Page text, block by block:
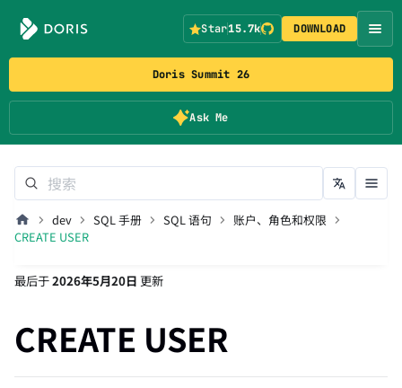
Doris Summit 26
Ask Me
Star15.7k DOWNLOAD
dev SQL 手册 SQL 语句
账户、角色和权限
CREATE USER
最后于2026年5月20日 更新
CREATE USER